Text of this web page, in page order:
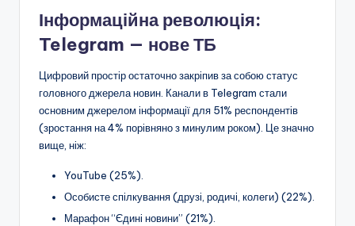
Інформаційна революція:
Telegram — нове ТБ
Цифровий простір остаточно закріпив за собою статус
головного джерела новин. Канали в Telegram стали
основним джерелом інформації для 51% респондентів
(зростання на 4% порівняно з минулим роком). Це значно
вище, ніж:
YouTube (25%).
Особисте спілкування (друзі, родичі, колеги) (22%).
Марафон “Єдині новини” (21%).